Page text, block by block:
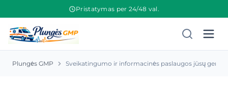
Pristatymas per 24/48 val.
Plungės GMP Sveikatingumo ir informacinės paslaugos jūsų